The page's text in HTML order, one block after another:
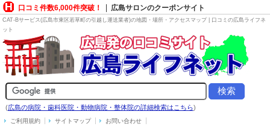
口コミ件数6,000件突破！ 広島サロンのクーポンサイト
CAT-Bサービス(広島市東区若草町の引越し運送業者)の地図・場所・アクセスマップ | 口コミの広島ライフネ
ット
(広島の病院・歯科医院・動物病院・整体院の詳細検索はこちら)
ご利用規約 サイトマップ お問い合わせ